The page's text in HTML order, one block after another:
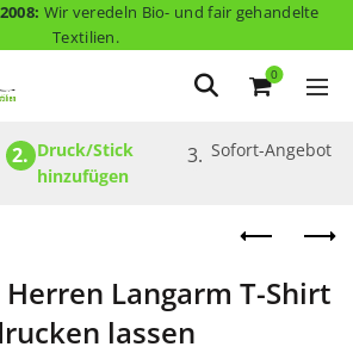
Wir veredeln Bio- und fair gehandelte
Textilien.
0
2. Druck/Stick
hinzufügen
3. Sofort-Angebot
Langarm T-Shirt
lassen